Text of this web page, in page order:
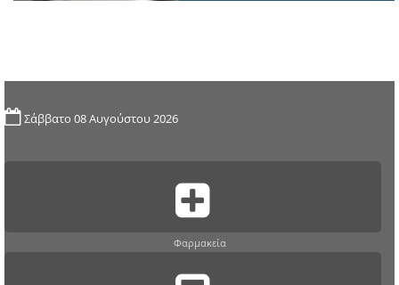
Σάββατο 08 Αυγούστου 2026
Φαρμακεία